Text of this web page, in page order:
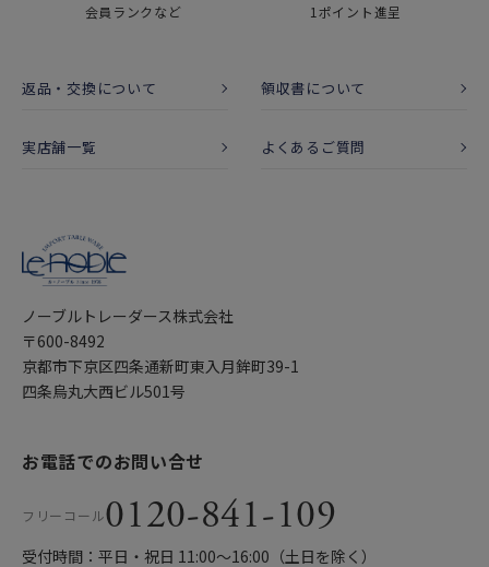
会員ランクなど
1ポイント進呈
返品・交換について 領収書について
実店舗一覧 よくあるご質問
ノーブルトレーダース株式会社
〒600-8492
京都市下京区四条通新町東入月鉾町39-1
四条烏丸大西ビル501号
お電話でのお問い合せ
フリーコール0120-841-109
受付時間：平日・祝日 11:00〜16:00（土日を除く）